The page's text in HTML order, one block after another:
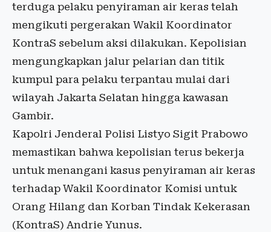
terduga pelaku penyiraman air keras telah
mengikuti pergerakan Wakil Koordinator
KontraS sebelum aksi dilakukan. Kepolisian
mengungkapkan jalur pelarian dan titik
kumpul para pelaku terpantau mulai dari
wilayah Jakarta Selatan hingga kawasan
Gambir.
Kapolri Jenderal Polisi Listyo Sigit Prabowo
memastikan bahwa kepolisian terus bekerja
untuk menangani kasus penyiraman air keras
terhadap Wakil Koordinator Komisi untuk
Orang Hilang dan Korban Tindak Kekerasan
(KontraS) Andrie Yunus.